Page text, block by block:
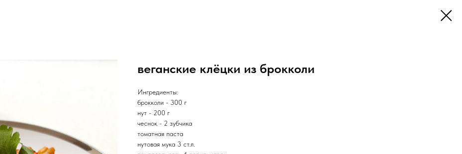
веганские клёцки из брокколи
Ингредиенты:
брокколи - 300 г
нут - 200 г
чеснок - 2 зубчика
томатная паста
нутовая мука 3 ст.л.